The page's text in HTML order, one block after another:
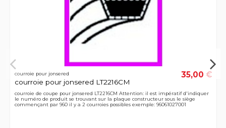
courroie pour jonsered
courroie pour jonsered LT2216CM
35,00 €
courroie de coupe pour jonsered LT2216CM Attention: il est impératif d'indiquer
le numéro de produit se trouvant sur la plaque constructeur sous le siège
commençant par 960 il y a 2 courroies possibles exemple: 96061027001